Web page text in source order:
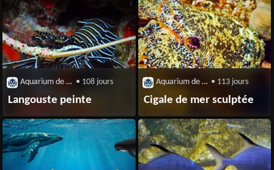
Aquarium de Biarrtiz • 108 jours
Langouste peinte
Aquarium de Biarrtiz • 113 jours
Cigale de mer sculptée